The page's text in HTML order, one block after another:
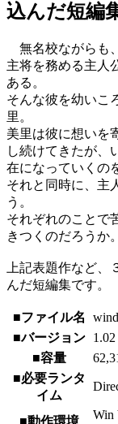
込んだ短編
無名校ながらも
主将を務める主人
ある。
そんな彼を幼いこ
里。
美里は彼に想いを
し続けてきたが、
在になっていくの
それと同時に、主
う。
それぞれのことで
きつくのだろうか。
上記表題作など、
んだ短編集です。
■ファイル名
■バージョン 1.02
■容量
■必要ランタ
イム
■動作環境
Win